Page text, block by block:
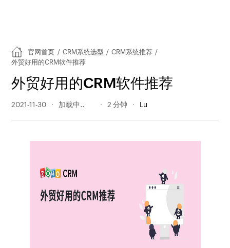
官网首页 / CRM系统选型 / CRM系统推荐 /
外贸好用的CRM软件推荐
外贸好用的CRM软件推荐
2021-11-30 903 阅读量 2 分钟 Lu